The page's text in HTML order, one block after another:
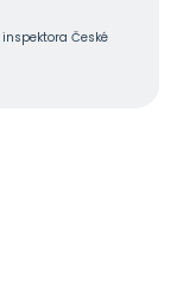
České